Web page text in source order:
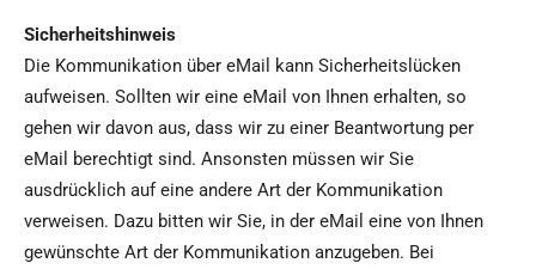
Sicherheitshinweis
Die Kommunikation über eMail kann Sicherheitslücken
aufweisen. Sollten wir eine eMail von Ihnen erhalten, so
gehen wir davon aus, dass wir zu einer Beantwortung per
eMail berechtigt sind. Ansonsten müssen wir Sie
ausdrücklich auf eine andere Art der Kommunikation
verweisen. Dazu bitten wir Sie, in der eMail eine von Ihnen
gewünschte Art der Kommunikation anzugeben. Bei